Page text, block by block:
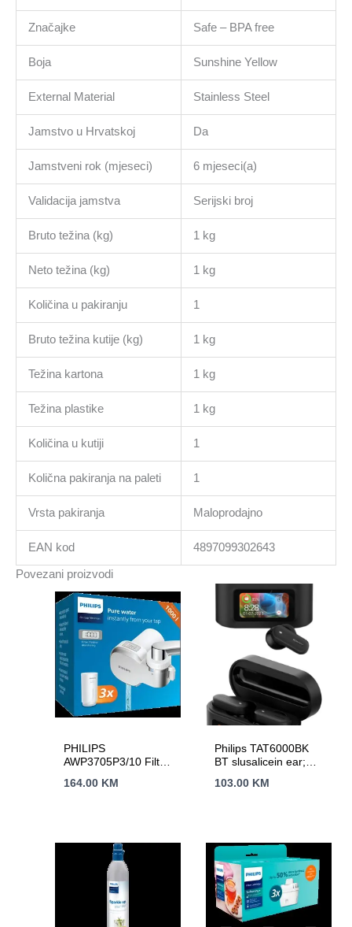
Značajke Safe – BPA free
Boja Sunshine Yellow
External Material Stainless Steel
Jamstvo u Hrvatskoj Da
Jamstveni rok (mjeseci) 6 mjeseci(a)
Validacija jamstva Serijski broj
Bruto težina (kg) 1 kg
Neto težina (kg) 1 kg
Količina u pakiranju 1
Bruto težina kutije (kg) 1 kg
Težina kartona 1 kg
Težina plastike 1 kg
Količina u kutiji 1
Količna pakiranja na paleti 1
Vrsta pakiranja Maloprodajno
EAN kod 4897099302643
Povezani proizvodi
PHILIPS
AWP3705P3/10 Filter
timer, 99%
164.00 KM
Philips TAT6000BK
BT slusalicein ear;
buke;Pametna kutija
103.00 KM